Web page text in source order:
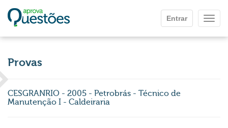
Entrar
Provas
CESGRANRIO - 2005 - Petrobrás - Técnico de
Manutenção I - Caldeiraria